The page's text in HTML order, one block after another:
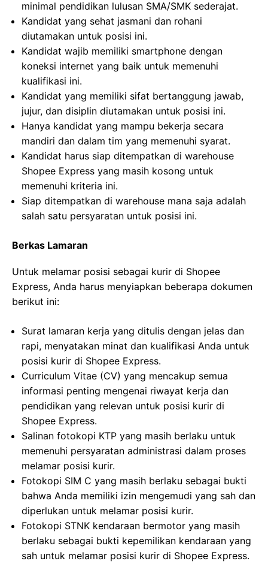
minimal pendidikan lulusan SMA/SMK sederajat.
Kandidat yang sehat jasmani dan rohani
diutamakan untuk posisi ini.
Kandidat wajib memiliki smartphone dengan
koneksi internet yang baik untuk memenuhi
kualifikasi ini.
Kandidat yang memiliki sifat bertanggung jawab,
jujur, dan disiplin diutamakan untuk posisi ini.
Hanya kandidat yang mampu bekerja secara
mandiri dan dalam tim yang memenuhi syarat.
Kandidat harus siap ditempatkan di warehouse
Shopee Express yang masih kosong untuk
memenuhi kriteria ini.
Siap ditempatkan di warehouse mana saja adalah
salah satu persyaratan untuk posisi ini.
Berkas Lamaran
Untuk melamar posisi sebagai kurir di Shopee
Express, Anda harus menyiapkan beberapa dokumen
berikut ini:
Surat lamaran kerja yang ditulis dengan jelas dan
rapi, menyatakan minat dan kualifikasi Anda untuk
posisi kurir di Shopee Express.
Curriculum Vitae (CV) yang mencakup semua
informasi penting mengenai riwayat kerja dan
pendidikan yang relevan untuk posisi kurir di
Shopee Express.
Salinan fotokopi KTP yang masih berlaku untuk
memenuhi persyaratan administrasi dalam proses
melamar posisi kurir.
Fotokopi SIM C yang masih berlaku sebagai bukti
bahwa Anda memiliki izin mengemudi yang sah dan
diperlukan untuk melamar posisi kurir.
Fotokopi STNK kendaraan bermotor yang masih
berlaku sebagai bukti kepemilikan kendaraan yang
sah untuk melamar posisi kurir di Shopee Express.